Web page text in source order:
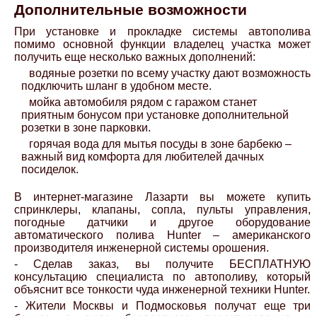
Дополнительные возможности
При установке и прокладке системы автополива
помимо основной функции владелец участка может
получить еще несколько важных дополнений:
водяные розетки по всему участку дают возможность
подключить шланг в удобном месте.
мойка автомобиля рядом с гаражом станет
приятным бонусом при установке дополнительной
розетки в зоне парковки.
горячая вода для мытья посуды в зоне барбекю –
важный вид комфорта для любителей дачных
посиделок.
В интернет-магазине Лазарти вы можете купить
спринклеры, клапаны, сопла, пульты управления,
погодные датчики и другое оборудование
автоматического полива Hunter – американского
производителя инженерной системы орошения.
- Сделав заказ, вы получите БЕСПЛАТНУЮ
консультацию специалиста по автополиву, который
объяснит все тонкости чуда инженерной техники Hunter.
- Жители Москвы и Подмосковья получат еще три